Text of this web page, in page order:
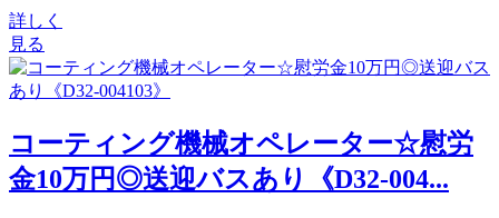
詳しく
見る
コーティング機械オペレーター☆慰労
金10万円◎送迎バスあり《D32-004...